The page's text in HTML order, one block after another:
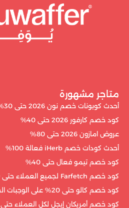
متاجر مشهورة
أحدث كوبونات خصم نون 2026 حتى 30%
كود خصم كارفور 2026 حتى 40%
عروض امازون 2026 حتى 80%
أحدث كودات خصم iHerb فعالة 100%
كود خصم تيمو فعال حتى 40%
كود خصم Farfetch لجميع العملاء حتى 50%
كود خصم كالو حتى 20% على الوجبات الصحية
كود خصم أمريكان إيجل لكل العملاء حتى 50%